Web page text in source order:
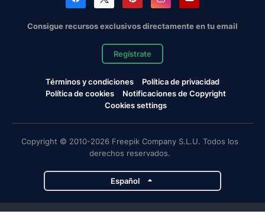
Consigue recursos exclusivos directamente en tu email
Regístrate
Términos y condiciones
Política de privacidad
Política de cookies
Notificaciones de Copyright
Cookies settings
Copyright © 2010-2026 Freepik Company S.L.U. Todos los
derechos reservados.
Español